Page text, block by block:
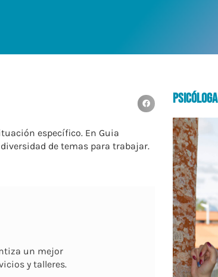
específico. En Guia
de temas para trabajar.
un mejor
y talleres.
Psicóloga